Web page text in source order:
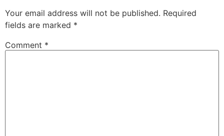
Your email address will not be published. Required
fields are marked *
Comment *